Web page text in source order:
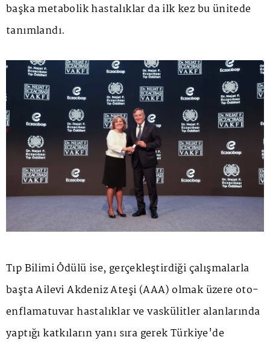
başka metabolik hastalıklar da ilk kez bu ünitede
tanımlandı.
Tıp Bilimi Ödülü ise, gerçekleştirdiği çalışmalarla
başta Ailevi Akdeniz Ateşi (AAA) olmak üzere oto-
enflamatuvar hastalıklar ve vaskülitler alanlarında
yaptığı katkıların yanı sıra gerek Türkiye'de